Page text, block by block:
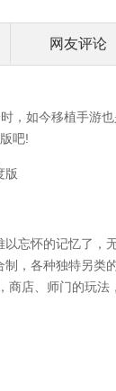
网友评论
如今移植手游也
吧!
怀的记忆了，
，各种独特另类
店、师门的玩法